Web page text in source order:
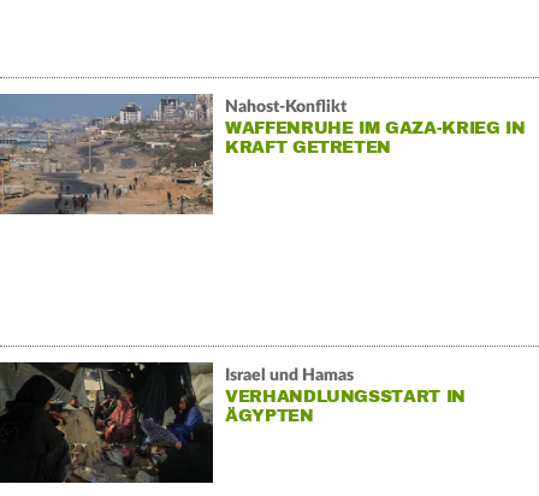
Nahost-Konflikt
WAFFENRUHE IM GAZA-KRIEG IN
KRAFT GETRETEN
Israel und Hamas
VERHANDLUNGSSTART IN
ÄGYPTEN